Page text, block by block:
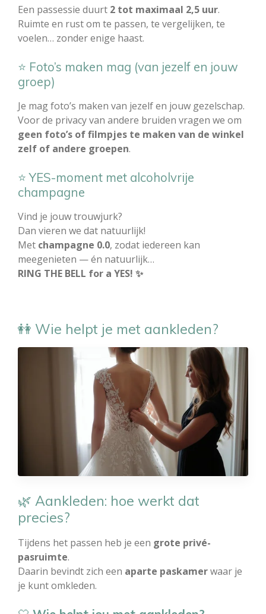
Een passessie duurt 2 tot maximaal 2,5 uur.
Ruimte en rust om te passen, te vergelijken, te
voelen… zonder enige haast.
⭐ Foto’s maken mag (van jezelf en jouw
groep)
Je mag foto’s maken van jezelf en jouw gezelschap.
Voor de privacy van andere bruiden vragen we om
geen foto’s of filmpjes te maken van de winkel
zelf of andere groepen.
⭐ YES-moment met alcoholvrije
champagne
Vind je jouw trouwjurk?
Dan vieren we dat natuurlijk!
Met champagne 0.0, zodat iedereen kan
meegenieten — én natuurlijk…
RING THE BELL for a YES! ✨
👭 Wie helpt je met aankleden?
🌿 Aankleden: hoe werkt dat
precies?
Tijdens het passen heb je een grote privé-
pasruimte.
Daarin bevindt zich een aparte paskamerwaar je
je kunt omkleden.